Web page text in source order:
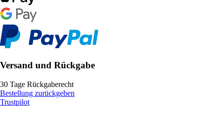
Versand und Rückgabe
30 Tage Rückgaberecht
Bestellung zurückgeben
Trustpilot